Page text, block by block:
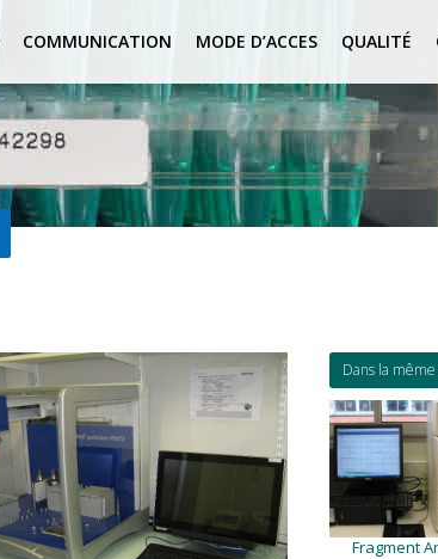
COMMUNICATION MODE D’ACCES QUALITÉ
Dans la
Fragment